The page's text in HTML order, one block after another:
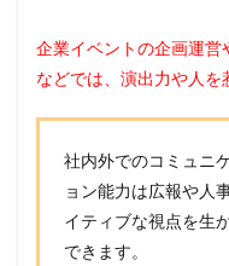
企業イベントの企画運営
などでは、演出力や人を
社内外でのコミュニ
ョン能力は広報や人
イティブな視点を生
できます。